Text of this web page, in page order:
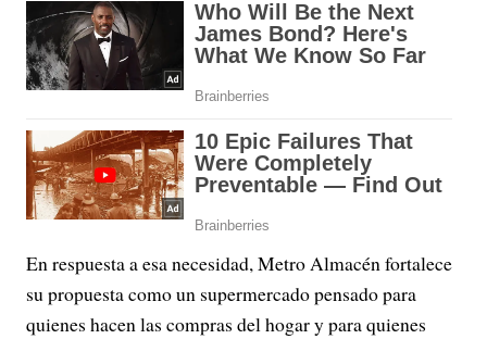
En respuesta a esa necesidad, Metro Almacén fortalece
su propuesta como un supermercado pensado para
quienes hacen las compras del hogar y para quienes